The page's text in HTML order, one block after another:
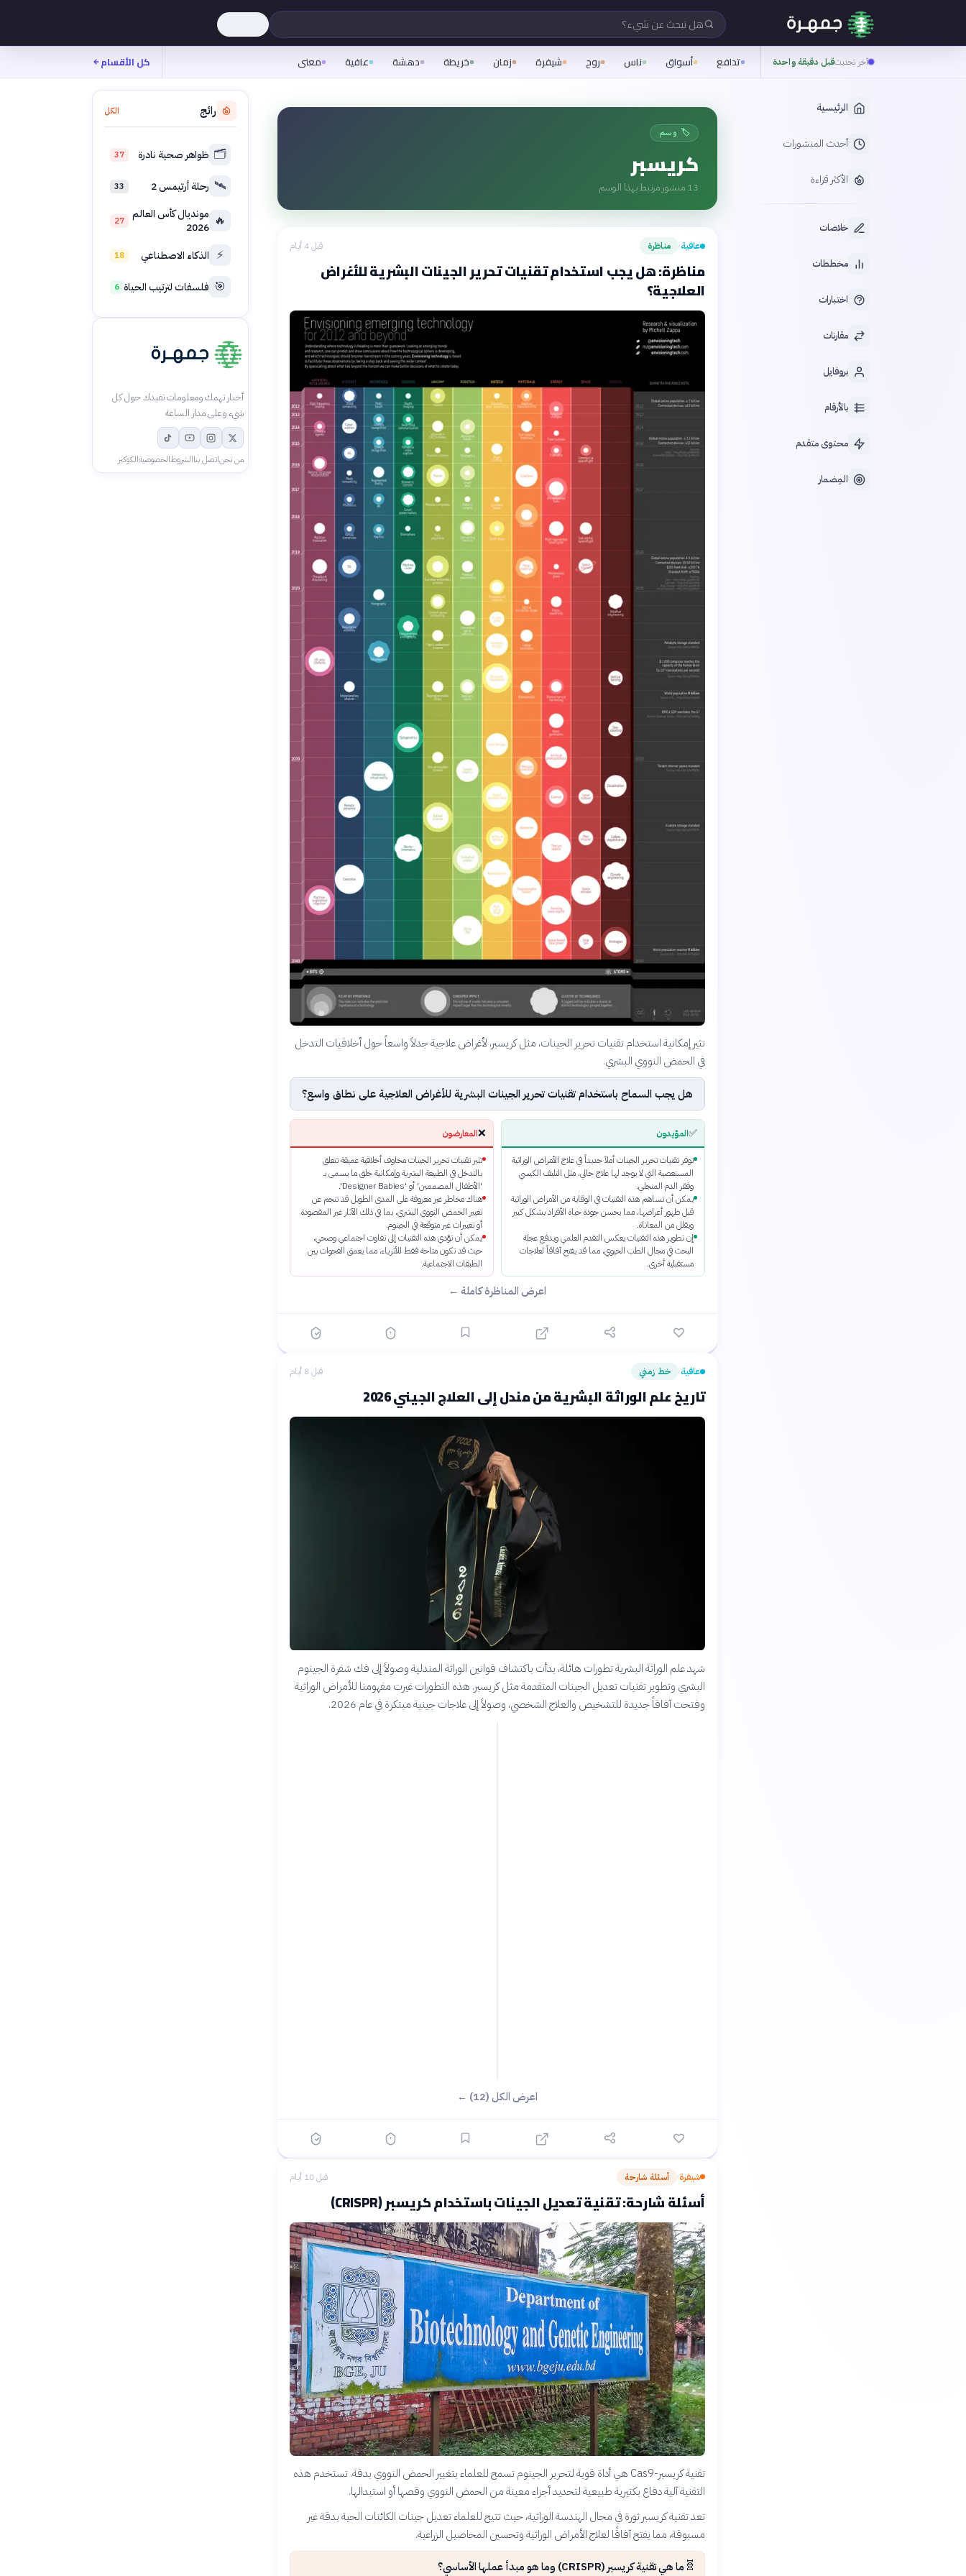
هل تبحث عن شيء؟
آخر تحديثقبل دقيقة واحدة تدافع أسواق ناس روح شيفرة زمان خريطة دهشة عافية معنى كل الأقسام
الرئيسية
أحدث المنشورات
الأكثر قراءة
خلاصات
مخططات
اختبارات
مقارنات
بروفايل
بالأرقام
محتوى متقدم
المِضمار
🏷️ وسم
كريسبر
13 منشور مرتبط بهذا الوسم
عافية› مناظرة قبل 4 أيام
مناظرة: هل يجب استخدام تقنيات تحرير الجينات البشرية للأغراض
العلاجية؟
تثير إمكانية استخدام تقنيات تحرير الجينات، مثل كريسبر، لأغراض علاجية جدلاً واسعاً حول أخلاقيات التدخل
في الحمض النووي البشري.
هل يجب السماح باستخدام تقنيات تحرير الجينات البشرية للأغراض العلاجية على نطاق واسع؟
✅المؤيدون
توفر تقنيات تحرير الجينات أملاً جديداً في علاج الأمراض الوراثية
المستعصية التي لا يوجد لها علاج حالي، مثل التليف الكيسي
وفقر الدم المنجلي.
يمكن أن تساهم هذه التقنيات في الوقاية من الأمراض الوراثية
قبل ظهور أعراضها، مما يحسن جودة حياة الأفراد بشكل كبير
ويقلل من المعاناة.
إن تطوير هذه التقنيات يعكس التقدم العلمي ويدفع عجلة
البحث في مجال الطب الحيوي، مما قد يفتح آفاقاً لعلاجات
مستقبلية أخرى.
❌المعارضون
تثير تقنيات تحرير الجينات مخاوف أخلاقية عميقة تتعلق
بالتدخل في الطبيعة البشرية وإمكانية خلق ما يسمى بـ
'الأطفال المصممين' أو 'Designer Babies'.
هناك مخاطر غير معروفة على المدى الطويل قد تنجم عن
تغيير الحمض النووي البشري، بما في ذلك الآثار غير المقصودة
أو تغييرات غير متوقعة في الجينوم.
يمكن أن تؤدي هذه التقنيات إلى تفاوت اجتماعي وصحي،
حيث قد تكون متاحة فقط للأثرياء، مما يعمق الفجوات بين
الطبقات الاجتماعية.
اعرض المناظرة كاملة ←
عافية› خط زمني قبل 8 أيام
تاريخ علم الوراثة البشرية من مندل إلى العلاج الجيني 2026
شهد علم الوراثة البشرية تطورات هائلة، بدأت باكتشاف قوانين الوراثة المندلية وصولاً إلى فك شفرة الجينوم
البشري وتطوير تقنيات تعديل الجينات المتقدمة مثل كريسبر. هذه التطورات غيرت مفهومنا للأمراض الوراثية
وفتحت آفاقاً جديدة للتشخيص والعلاج الشخصي، وصولاً إلى علاجات جينية مبتكرة في عام 2026.
اعرض الكل (12) ←
شيفرة› أسئلة شارحة قبل 10 أيام
أسئلة شارحة: تقنية تعديل الجينات باستخدام كريسبر (CRISPR)
تقنية كريسبر-Cas9 هي أداة قوية لتحرير الجينوم تسمح للعلماء بتغيير الحمض النووي بدقة. تستخدم هذه
التقنية آلية دفاع بكتيرية طبيعية لتحديد أجزاء معينة من الحمض النووي وقصها أو استبدالها.
تعد تقنية كريسبر ثورة في مجال الهندسة الوراثية، حيث تتيح للعلماء تعديل جينات الكائنات الحية بدقة غير
مسبوقة، مما يفتح آفاقًا لعلاج الأمراض الوراثية وتحسين المحاصيل الزراعية.
🧬 ما هي تقنية كريسبر (CRISPR) وما هو مبدأ عملها الأساسي؟
رائج الكل
🗂️ ظواهر صحية نادرة 37
🛰️ رحلة أرتيمس 2 33
🔥 مونديال كأس العالم
2026
27
⚡ الذكاء الاصطناعي 18
🎯 فلسفات لترتيب الحياة 6
أخبار تهمك ومعلومات تفيدك حول كل
شيء وعلى مدار الساعة
من نحناتصل بناالشروطالخصوصيةالكوكيز